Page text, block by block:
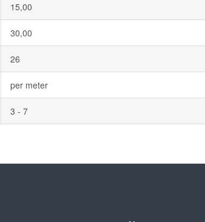
15,00
30,00
26
per meter
3 - 7